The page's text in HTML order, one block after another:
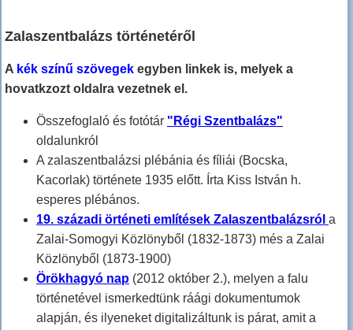
Zalaszentbalázs történetéről
A kék színű szövegek egyben linkek is, melyek a
hovatkzozt oldalra vezetnek el.
Összefoglaló és fotótár "Régi Szentbalázs"
oldalunkról
A zalaszentbalázsi plébánia és fíliái (Bocska,
Kacorlak) története 1935 előtt. Írta Kiss István h.
esperes plébános.
19. századi örténeti említések Zalaszentbalázsról a
Zalai-Somogyi Közlönyből (1832-1873) més a Zalai
Közlönyből (1873-1900)
Örökhagyó nap (2012 október 2.), melyen a falu
történetével ismerkedtünk ráági dokumentumok
alapján, és ilyeneket digitalizáltunk is párat, amit a